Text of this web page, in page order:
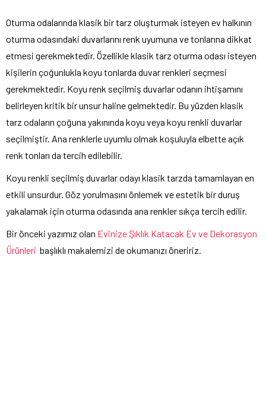
Oturma odalarında klasik bir tarz oluşturmak isteyen ev halkının
oturma odasındaki duvarlarını renk uyumuna ve tonlarına dikkat
etmesi gerekmektedir. Özellikle klasik tarz oturma odası isteyen
kişilerin çoğunlukla koyu tonlarda duvar renkleri seçmesi
gerekmektedir. Koyu renk seçilmiş duvarlar odanın ihtişamını
belirleyen kritik bir unsur haline gelmektedir. Bu yüzden klasik
tarz odaların çoğuna yakınında koyu veya koyu renkli duvarlar
seçilmiştir. Ana renklerle uyumlu olmak koşuluyla elbette açık
renk tonları da tercih edilebilir.
Koyu renkli seçilmiş duvarlar odayı klasik tarzda tamamlayan en
etkili unsurdur. Göz yorulmasını önlemek ve estetik bir duruş
yakalamak için oturma odasında ana renkler sıkça tercih edilir.
Bir önceki yazımız olan Evinize Şıklık Katacak Ev ve Dekorasyon
Ürünleri başlıklı makalemizi de okumanızı öneririz.